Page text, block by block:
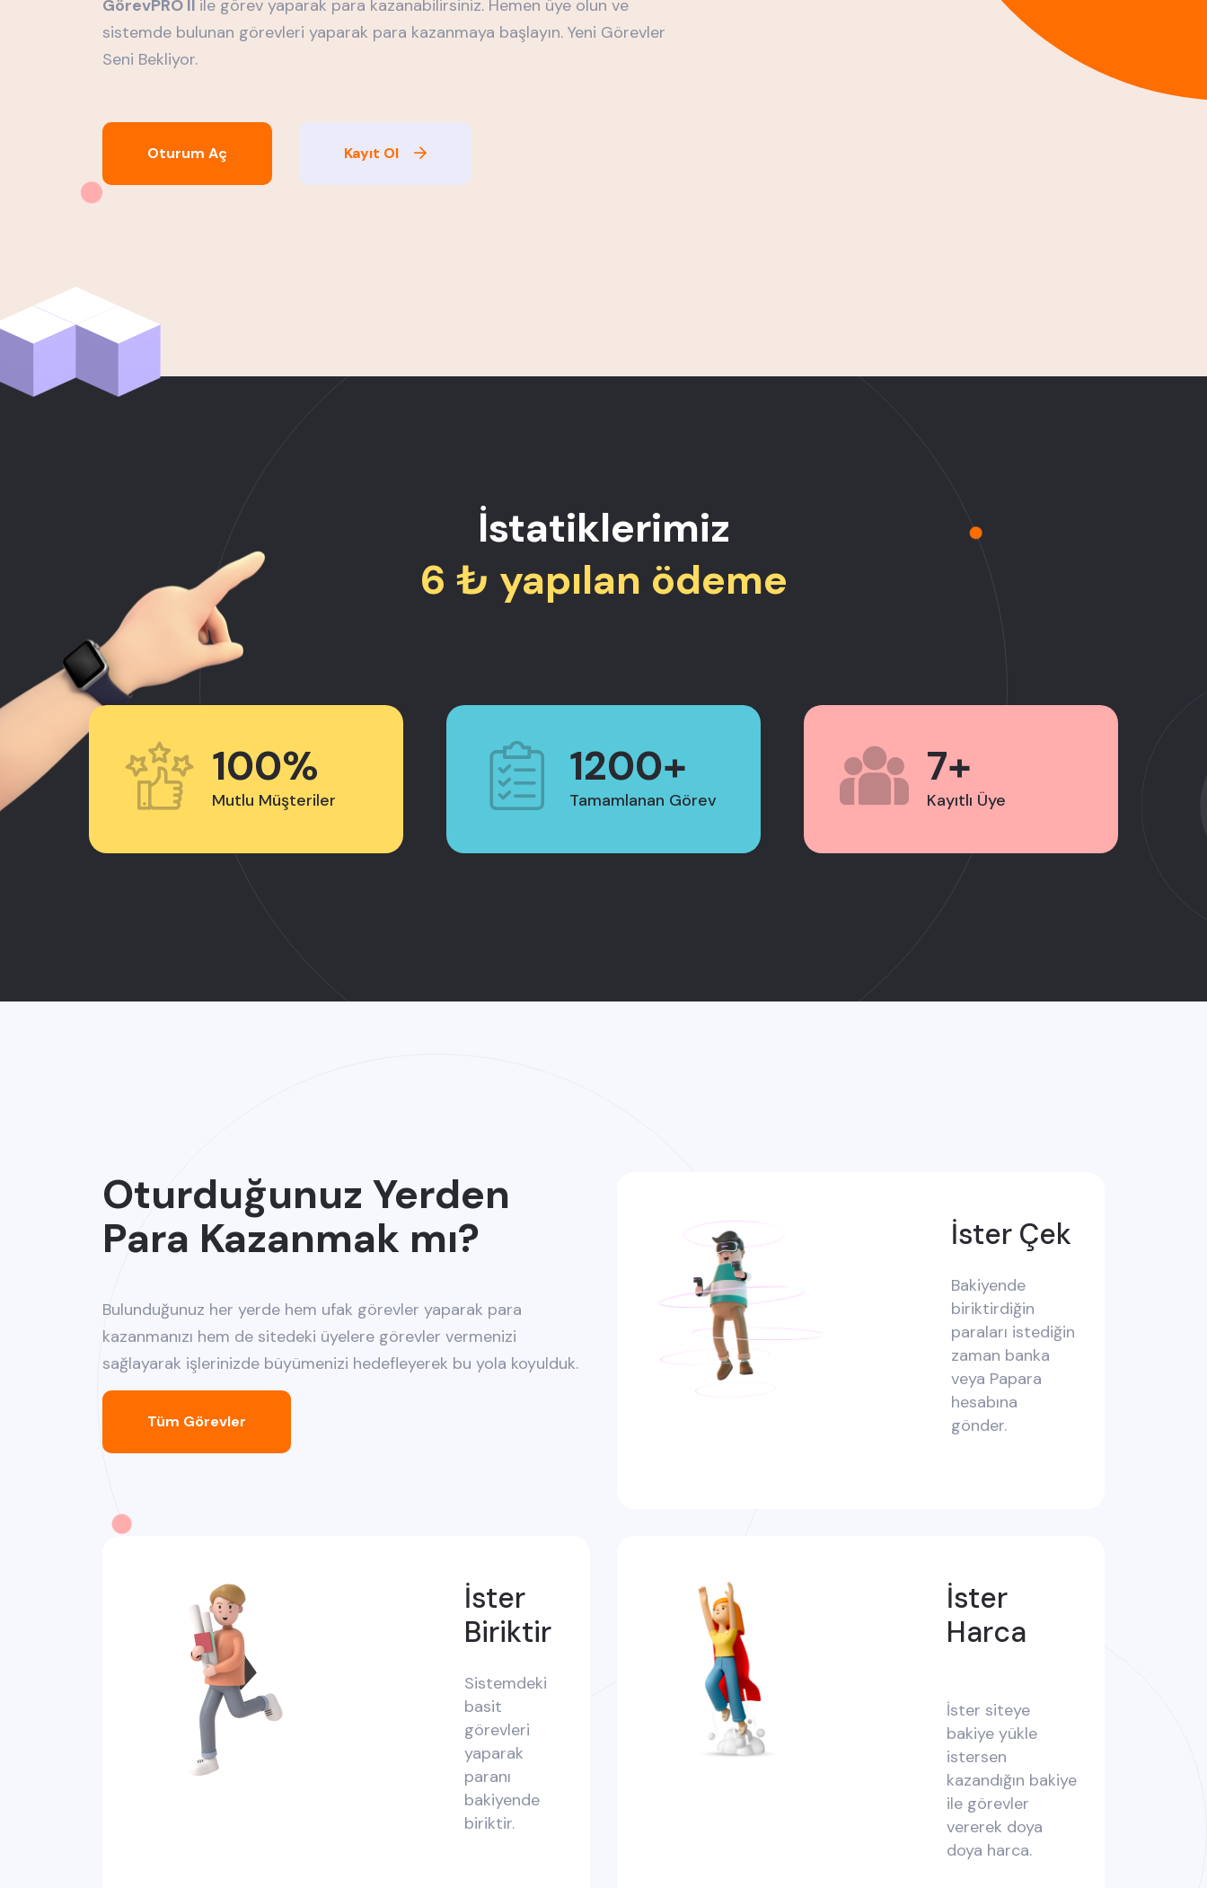
GörevPRO ll ile görev yaparak para kazanabilirsiniz. Hemen üye olun ve
sistemde bulunan görevleri yaparak para kazanmaya başlayın. Yeni Görevler
Seni Bekliyor.
Oturum Aç Kayıt Ol
İstatiklerimiz
6 ₺ yapılan ödeme
100%
Mutlu Müşteriler
1200+
Tamamlanan Görev
7+
Kayıtlı Üye
Oturduğunuz Yerden
Para Kazanmak mı?
Bulunduğunuz her yerde hem ufak görevler yaparak para
kazanmanızı hem de sitedeki üyelere görevler vermenizi
sağlayarak işlerinizde büyümenizi hedefleyerek bu yola koyulduk.
Tüm Görevler
İster Çek
Bakiyende
biriktirdiğin
paraları istediğin
zaman banka
veya Papara
hesabına
gönder.
İster
Biriktir
Sistemdeki
basit
görevleri
yaparak
paranı
bakiyende
biriktir.
İster
Harca
İster siteye
bakiye yükle
istersen
kazandığın bakiye
ile görevler
vererek doya
doya harca.